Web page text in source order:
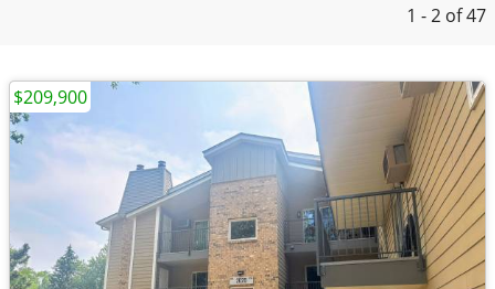
1 - 2 of 47
$209,900